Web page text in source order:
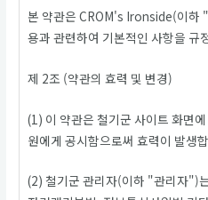
본 약관은 CROM's Ironside(이하
용과 관련하여 기본적인 사항을 규
제 2조 (약관의 효력 및 변경)
(1) 이 약관은 철기군 사이트 화면
원에게 공시함으로써 효력이 발생
(2) 철기군 관리자(이하 "관리자")